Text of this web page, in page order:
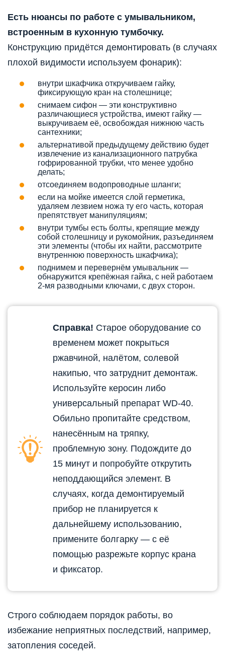
Есть нюансы по работе с умывальником,
встроенным в кухонную тумбочку.
Конструкцию придётся демонтировать (в случаях
плохой видимости используем фонарик):
внутри шкафчика откручиваем гайку,
фиксирующую кран на столешнице;
снимаем сифон — эти конструктивно
различающиеся устройства, имеют гайку —
выкручиваем её, освобождая нижнюю часть
сантехники;
альтернативой предыдущему действию будет
извлечение из канализационного патрубка
гофрированной трубки, что менее удобно
делать;
отсоединяем водопроводные шланги;
если на мойке имеется слой герметика,
удаляем лезвием ножа ту его часть, которая
препятствует манипуляциям;
внутри тумбы есть болты, крепящие между
собой столешницу и рукомойник, разъединяем
эти элементы (чтобы их найти, рассмотрите
внутреннюю поверхность шкафчика);
поднимем и перевернём умывальник —
обнаружится крепёжная гайка, с ней работаем
2-мя разводными ключами, с двух сторон.
Справка! Старое оборудование со
временем может покрыться
ржавчиной, налётом, солевой
накипью, что затруднит демонтаж.
Используйте керосин либо
универсальный препарат WD-40.
Обильно пропитайте средством,
нанесённым на тряпку,
проблемную зону. Подождите до
15 минут и попробуйте открутить
неподдающийся элемент. В
случаях, когда демонтируемый
прибор не планируется к
дальнейшему использованию,
примените болгарку — с её
помощью разрежьте корпус крана
и фиксатор.
Строго соблюдаем порядок работы, во
избежание неприятных последствий, например,
затопления соседей.